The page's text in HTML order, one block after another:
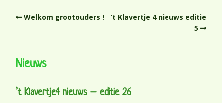
Welkom grootouders !
’t Klavertje 4 nieuws editie
5
Nieuws
’t Klavertje4 nieuws – editie 26